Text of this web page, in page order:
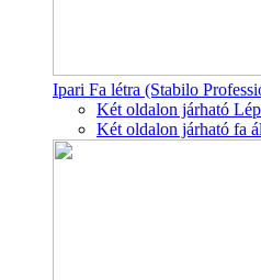
Ipari Fa létra (Stabilo
Két oldalon járható
Két oldalon járható fa